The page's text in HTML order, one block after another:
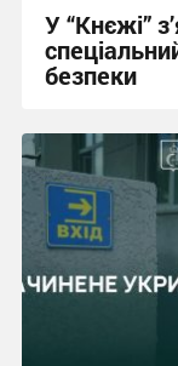
У “Кнєжі”
безпеки
17:24,